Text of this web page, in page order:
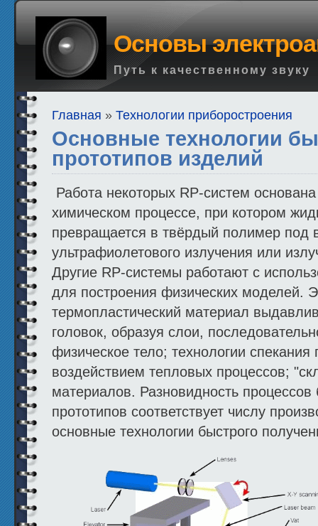
Основы
Путь к качественному звуку
Главная » Технологии приборостроения
Основные технологии
прототипов изделий
Работа некоторых RP-систем
химическом процессе, при котором
превращается в твёрдый полимер под
ультрафиолетового излучения или
Другие RP-системы работают с
для построения физических моделей.
термопластический материал
головок, образуя слои,
физическое тело; технологии
воздействием тепловых процессов;
материалов. Разновидность процессов
прототипов соответствует числу
основные технологии быстрого